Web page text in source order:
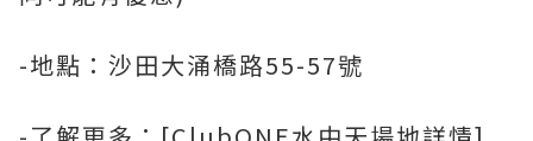
-地點：沙田大涌橋路55-57號